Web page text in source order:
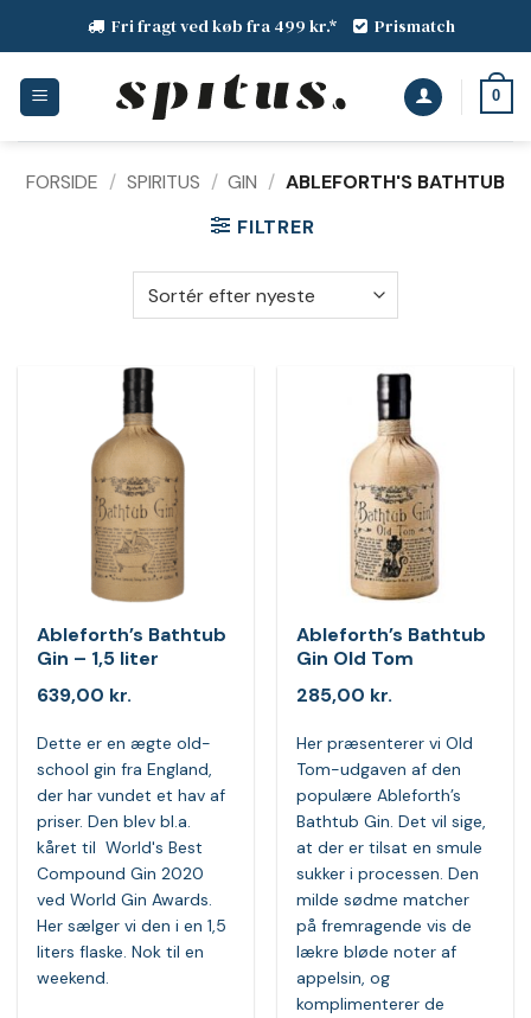
indhold
Fri fragt ved køb fra 499 kr.* Prismatch
0
FORSIDE / SPIRITUS / GIN / ABLEFORTH'S BATHTUB
FILTRER
Ableforth’s Bathtub
Gin – 1,5 liter
639,00 kr.
Dette er en ægte old-
school gin fra England,
der har vundet et hav af
priser. Den blev bl.a.
kåret til World's Best
Compound Gin 2020
ved World Gin Awards.
Her sælger vi den i en 1,5
liters flaske. Nok til en
weekend.
Ableforth’s Bathtub
Gin Old Tom
285,00 kr.
Her præsenterer vi Old
Tom-udgaven af den
populære Ableforth’s
Bathtub Gin. Det vil sige,
at der er tilsat en smule
sukker i processen. Den
milde sødme matcher
på fremragende vis de
lækre bløde noter af
appelsin, og
komplimenterer de